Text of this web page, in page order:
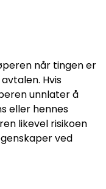
når tingen er
Hvis
unnlater å
eller hennes
likevel risikoen
ved